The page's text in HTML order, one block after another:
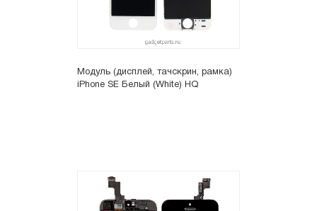
Модуль (дисплей, тачскрин, рамка)
iPhone SE Белый (White) HQ